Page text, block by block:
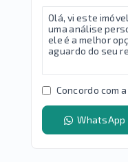
Concordo com a
WhatsApp